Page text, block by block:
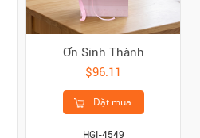
Ơn Sinh Thành
$96.11
Đặt mua
HGI-4549